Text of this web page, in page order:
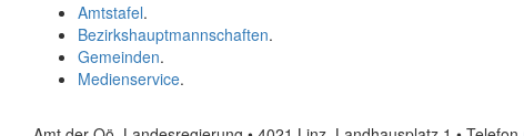
Amtstafel.
Bezirkshauptmannschaften.
Gemeinden.
Medienservice.